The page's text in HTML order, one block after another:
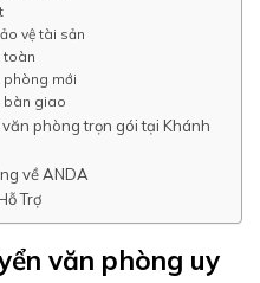
vệ tài sản
toàn
phòng mới
bàn giao
phòng trọn gói tại Khánh
về ANDA
Trợ
văn phòng uy